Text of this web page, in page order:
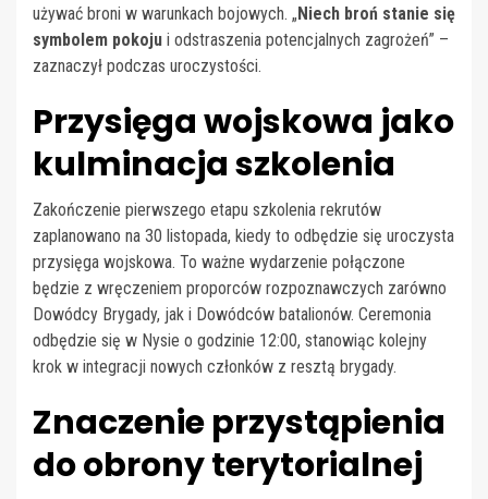
używać broni w warunkach bojowych. „Niech broń stanie się
symbolem pokoju i odstraszenia potencjalnych zagrożeń” –
zaznaczył podczas uroczystości.
Przysięga wojskowa jako
kulminacja szkolenia
Zakończenie pierwszego etapu szkolenia rekrutów
zaplanowano na 30 listopada, kiedy to odbędzie się uroczysta
przysięga wojskowa. To ważne wydarzenie połączone
będzie z wręczeniem proporców rozpoznawczych zarówno
Dowódcy Brygady, jak i Dowódców batalionów. Ceremonia
odbędzie się w Nysie o godzinie 12:00, stanowiąc kolejny
krok w integracji nowych członków z resztą brygady.
Znaczenie przystąpienia
do obrony terytorialnej